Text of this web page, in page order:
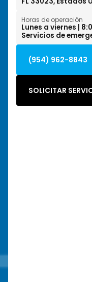
Horas de operación
Lunes a viernes |
Servicios de
(954) 962-8843
SOLICITAR